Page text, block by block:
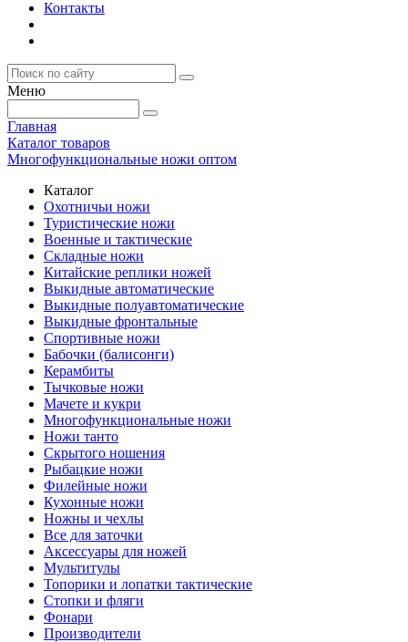
Контакты
Меню
Главная
Каталог товаров
Многофункциональные ножи оптом
Каталог
Охотничьи ножи
Туристические ножи
Военные и тактические
Складные ножи
Китайские реплики ножей
Выкидные автоматические
Выкидные полуавтоматические
Выкидные фронтальные
Спортивные ножи
Бабочки (балисонги)
Керамбиты
Тычковые ножи
Мачете и кукри
Многофункциональные ножи
Ножи танто
Скрытого ношения
Рыбацкие ножи
Филейные ножи
Кухонные ножи
Ножны и чехлы
Все для заточки
Аксессуары для ножей
Мультитулы
Топорики и лопатки тактические
Стопки и фляги
Фонари
Производители